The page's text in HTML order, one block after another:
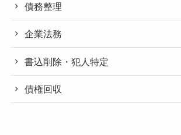
債務整理
企業法務
書込削除・犯人特定
債権回収